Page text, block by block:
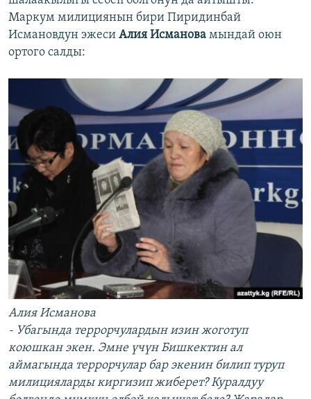
Маркум милициянын бири Пиридинбай
Исмановдун эжеси Алия Исманова мындай оюн
ортого салды:
Алия Исманова
- Убагында террорчулардын изин жоготуп
коюшкан экен. Эмне үчүн Бишкектин ал
аймагында террорчулар бар экенин билип туруп
милицияларды киргизип жиберет? Куралдуу